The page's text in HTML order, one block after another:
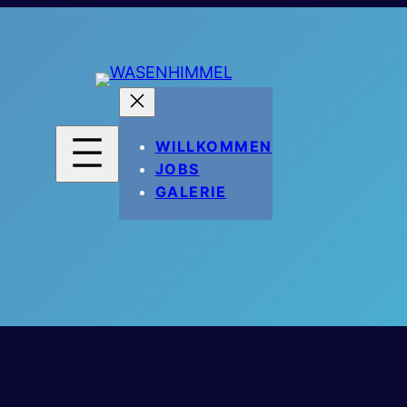
WILLKOMMEN
JOBS
GALERIE